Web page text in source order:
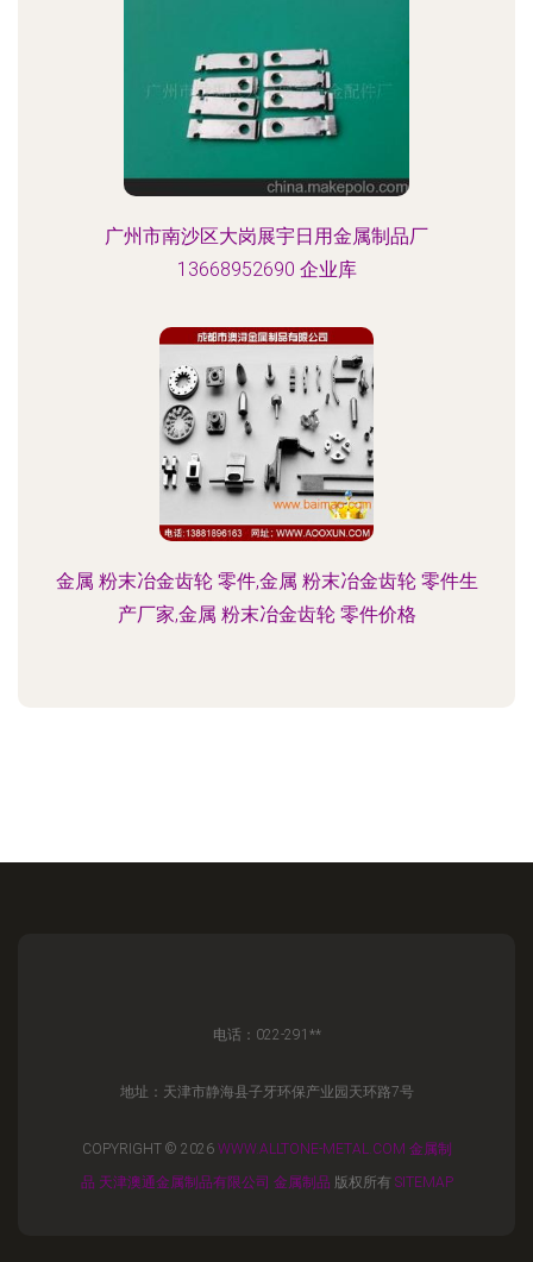
广州市南沙区大岗展宇日用金属制品厂
13668952690 企业库
金属 粉末冶金齿轮 零件,金属 粉末冶金齿轮 零件生
产厂家,金属 粉末冶金齿轮 零件价格
电话：022-291**
地址：天津市静海县子牙环保产业园天环路7号
COPYRIGHT © 2026 WWW.ALLTONE-METAL.COM 金属制
品 天津澳通金属制品有限公司 金属制品 版权所有 SITEMAP